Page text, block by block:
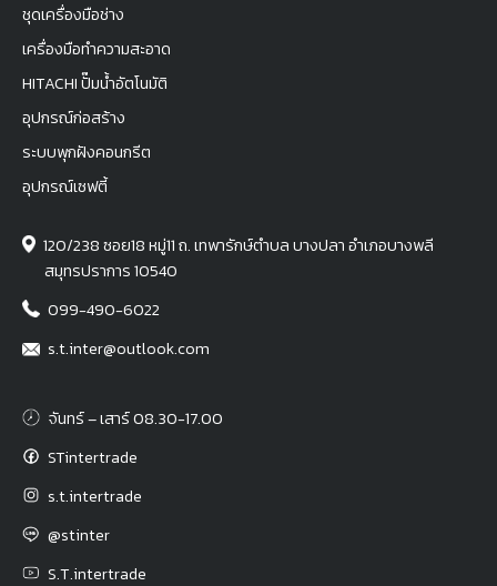
ชุดเครื่องมือช่าง
เครื่องมือทำความสะอาด
HITACHI ปั๊มน้ำอัตโนมัติ
อุปกรณ์ก่อสร้าง
ระบบพุกฝังคอนกรีต
อุปกรณ์เซฟตี้
120/238 ซอย18 หมู่11 ถ. เทพารักษ์ตำบล บางปลา อำเภอบางพลี
สมุทรปราการ 10540
099-490-6022
s.t.inter@outlook.com
จันทร์ – เสาร์ 08.30-17.00
STintertrade
s.t.intertrade
@stinter
S.T.intertrade